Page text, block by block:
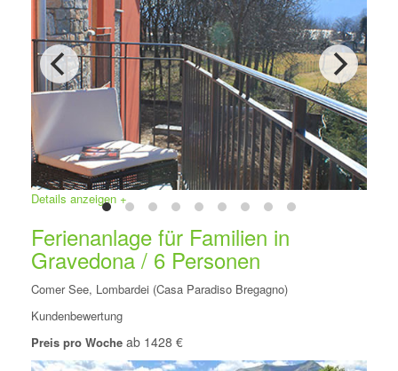
Details anzeigen +
Ferienanlage für Familien in
Gravedona / 6 Personen
Comer See, Lombardei (Casa Paradiso Bregagno)
Kundenbewertung
Preis pro Woche ab 1428 €